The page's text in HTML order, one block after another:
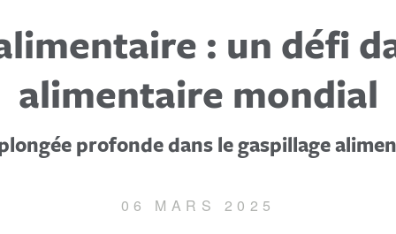
: un défi
alimentaire mondial
profonde dans le gaspillage
06 MARS 2025